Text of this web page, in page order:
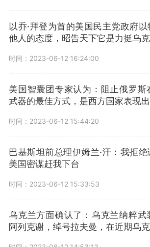
以乔·拜登为首的美国民主党政府
他人的态度，昭告天下它是力挺乌
时间：2023-06-12 16:24:00
美国智囊团专家认为：阻止俄罗斯
武器的最佳方式，是西方国家表现
时间：2023-06-12 15:44:20
巴基斯坦前总理伊姆兰·汗：我拒绝
美国密谋赶我下台
时间：2023-06-12 15:33:53
乌克兰方面确认了：乌克兰纳粹武
阿列克谢，绰号拉夫曼，在近期乌